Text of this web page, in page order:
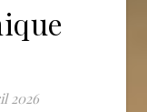
2026